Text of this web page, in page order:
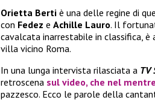
Orietta Berti è una delle regine di
con Fedez e Achille Lauro. Il
cavalcata inarrestabile in classifica,
villa vicino Roma.
In una lunga intervista rilasciata a TV
retroscena sul video, che nel
pazzesco. Ecco le parole della